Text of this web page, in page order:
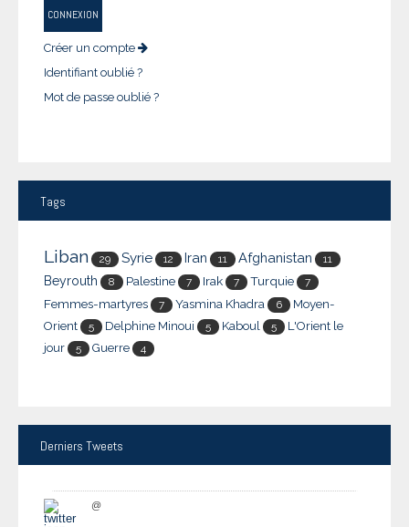
CONNEXION
Créer un compte
Identifiant oublié ?
Mot de passe oublié ?
Tags
Liban 29 Syrie 12 Iran 11 Afghanistan 11
Beyrouth 8 Palestine 7 Irak 7 Turquie 7
Femmes-martyres 7 Yasmina Khadra 6
Moyen-
Orient
5 Delphine Minoui 5 Kaboul 5
L'Orient le
jour
5 Guerre 4
Derniers Tweets
@